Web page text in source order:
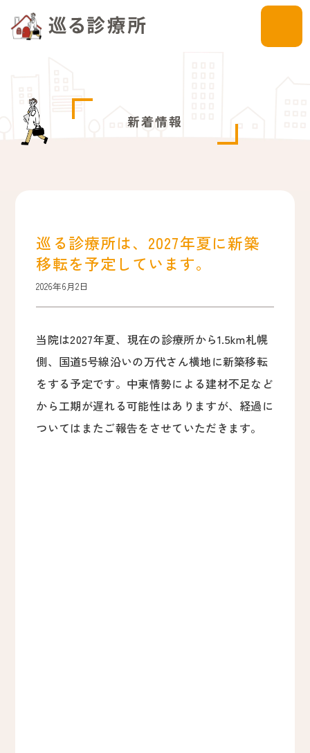
新着情報
巡る診療所は、2027年夏に新築
移転を予定しています。
2026年6月2日
当院は2027年夏、現在の診療所から1.5km札幌
側、国道5号線沿いの万代さん横地に新築移転
をする予定です。中東情勢による建材不足など
から工期が遅れる可能性はありますが、経過に
ついてはまたご報告をさせていただきます。